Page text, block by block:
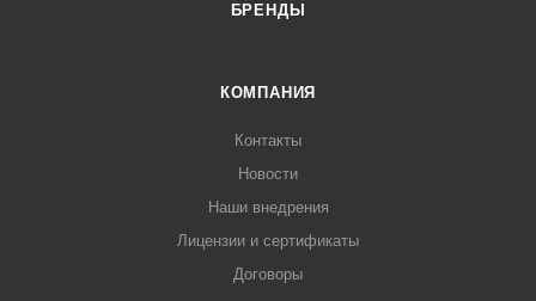
БРЕНДЫ
КОМПАНИЯ
Контакты
Новости
Наши внедрения
Лицензии и сертификаты
Договоры